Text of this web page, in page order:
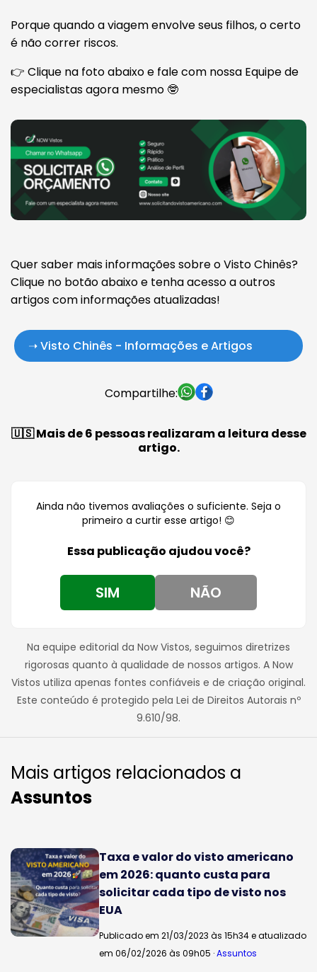
Porque quando a viagem envolve seus filhos, o certo
é não correr riscos.
👉 Clique na foto abaixo e fale com nossa Equipe de
especialistas agora mesmo 🤓
Quer saber mais informações sobre o Visto Chinês?
Clique no botão abaixo e tenha acesso a outros
artigos com informações atualizadas!
➝ Visto Chinês - Informações e Artigos
Compartilhe:
🇺🇸 Mais de 6 pessoas realizaram a leitura desse
artigo.
Ainda não tivemos avaliações o suficiente. Seja o
primeiro a curtir esse artigo! 😊
Essa publicação ajudou você?
SIM NÃO
Na equipe editorial da Now Vistos, seguimos diretrizes
rigorosas quanto à qualidade de nossos artigos. A Now
Vistos utiliza apenas fontes confiáveis e de criação original.
Este conteúdo é protegido pela Lei de Direitos Autorais nº
9.610/98.
Mais artigos relacionados a
Assuntos
Taxa e valor do visto americano
em 2026: quanto custa para
solicitar cada tipo de visto nos
EUA
Publicado em 21/03/2023 às 15h34 e atualizado
em 06/02/2026 às 09h05 ·Assuntos